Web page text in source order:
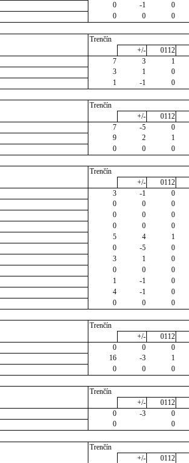
0 -1 0
0 0 0
Trenčín
+/-
0112
7 3 1
3 1 0
1 -1 0
Trenčín
+/-
0112
7 -5 0
9 2 1
0 0 0
Trenčín
+/-
0112
3 -1 0
0 0 0
0 0 0
0 0 0
5 4 1
0 -5 0
3 1 0
0 0 0
1 -1 0
4 -1 0
0 0 0
Trenčín
+/-
0112
0 0 0
16 -3 1
0 0 0
Trenčín
+/-
0112
0 -3 0
0 0
Trenčín
+/-
0112